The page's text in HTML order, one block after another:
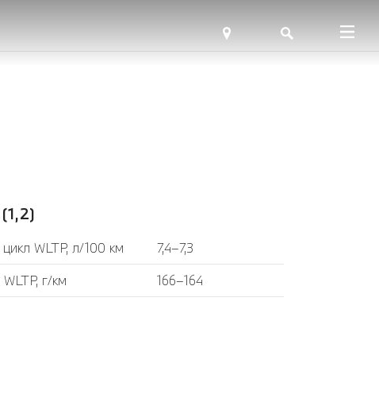
WLTP, л/100 км
7,4–7,3
г/км
166–164